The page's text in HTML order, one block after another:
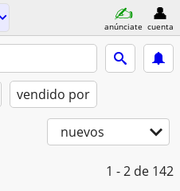
anúnciate cuenta
vendido por
nuevos
1 - 2 de 142